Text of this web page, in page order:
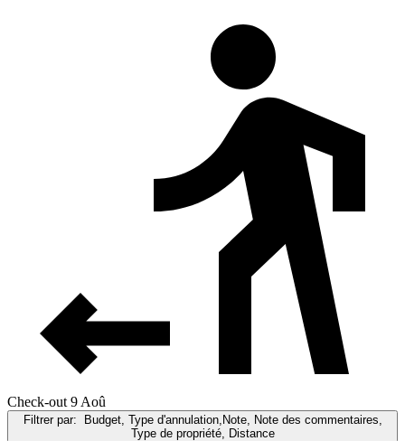
Check-out 9 Aoû
Filtrer par: Budget, Type d'annulation,Note, Note des commentaires,
Type de propriété, Distance